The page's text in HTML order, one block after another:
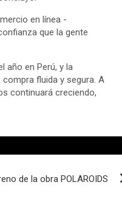
en línea -
que la gente
año en Perú, y la
fluida y segura. A
continuará creciendo,
de la obra POLAROIDS